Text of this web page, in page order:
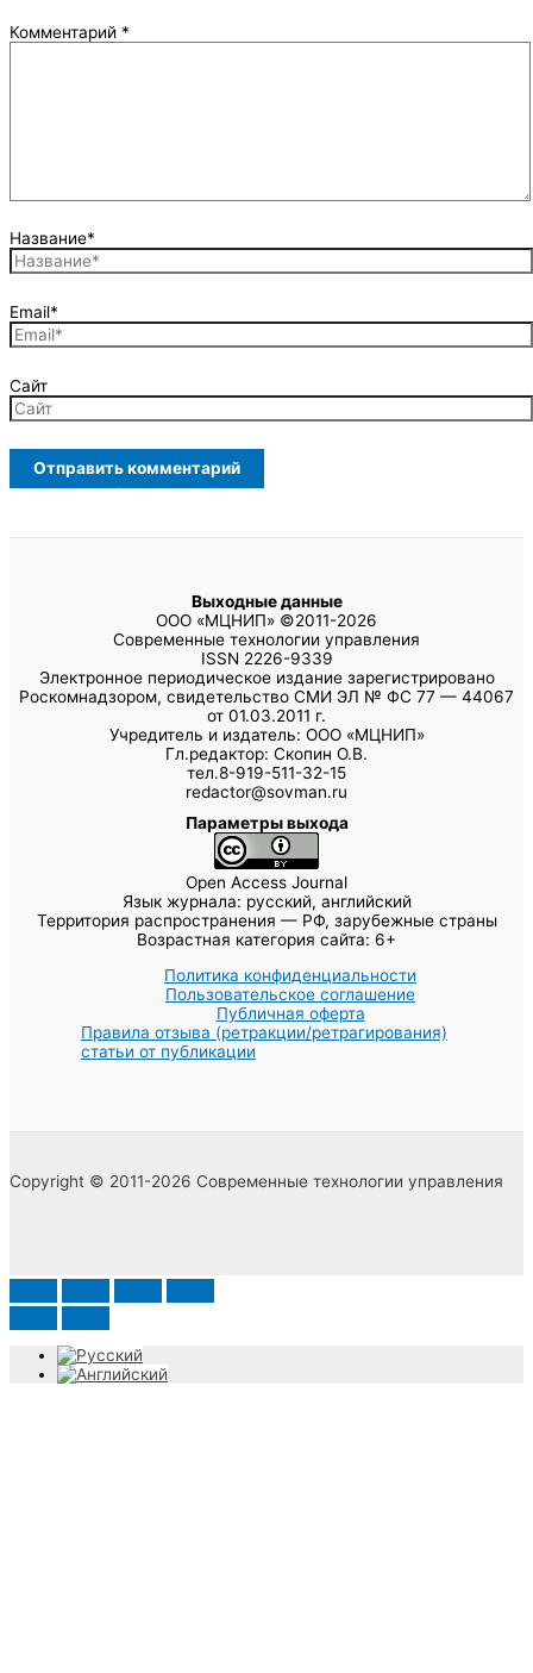
Комментарий *
Название*
Email*
Сайт
Выходные данные
ООО «МЦНИП» ©2011-2026
Современные технологии управления
ISSN 2226-9339
Электронное периодическое издание зарегистрировано
Роскомнадзором, свидетельство СМИ ЭЛ № ФС 77 — 44067
от 01.03.2011 г.
Учредитель и издатель: ООО «МЦНИП»
Гл.редактор: Скопин О.В.
тел.8-919-511-32-15
redactor@sovman.ru
Параметры выхода
Open Access Journal
Язык журнала: русский, английский
Территория распространения — РФ, зарубежные страны
Возрастная категория сайта: 6+
Политика конфиденциальности
Пользовательское соглашение
Публичная оферта
Правила отзыва (ретракции/ретрагирования)
статьи от публикации
Copyright © 2011-2026 Современные технологии управления